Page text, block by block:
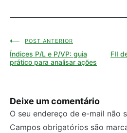
Navegação
de
POST ANTERIOR
Índices P/L e P/VP: guia
prático para analisar ações
FII
Deixe um comentário
O seu endereço de e-mail não
Campos obrigatórios são